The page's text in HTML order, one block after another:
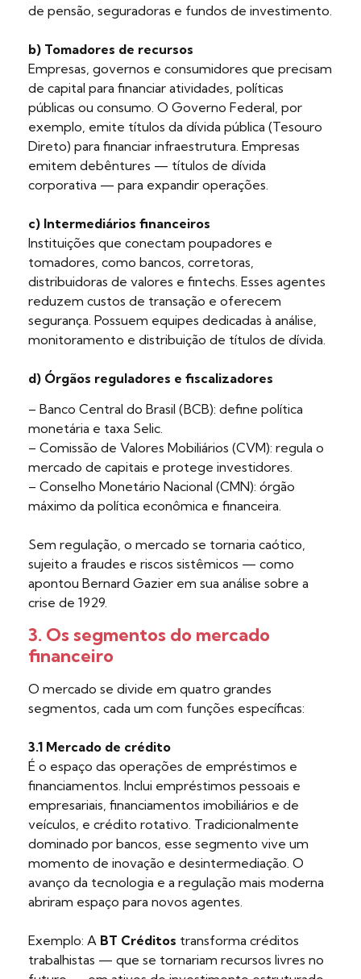
de pensão, seguradoras e fundos de investimento.
b) Tomadores de recursos
Empresas, governos e consumidores que precisam
de capital para financiar atividades, políticas
públicas ou consumo. O Governo Federal, por
exemplo, emite títulos da dívida pública (Tesouro
Direto) para financiar infraestrutura. Empresas
emitem debêntures — títulos de dívida
corporativa — para expandir operações.
c) Intermediários financeiros
Instituições que conectam poupadores e
tomadores, como bancos, corretoras,
distribuidoras de valores e fintechs. Esses agentes
reduzem custos de transação e oferecem
segurança. Possuem equipes dedicadas à análise,
monitoramento e distribuição de títulos de dívida.
d) Órgãos reguladores e fiscalizadores
– Banco Central do Brasil (BCB): define política
monetária e taxa Selic.
– Comissão de Valores Mobiliários (CVM): regula o
mercado de capitais e protege investidores.
– Conselho Monetário Nacional (CMN): órgão
máximo da política econômica e financeira.
Sem regulação, o mercado se tornaria caótico,
sujeito a fraudes e riscos sistêmicos — como
apontou Bernard Gazier em sua análise sobre a
crise de 1929.
3. Os segmentos do mercado
financeiro
O mercado se divide em quatro grandes
segmentos, cada um com funções específicas:
3.1 Mercado de crédito
É o espaço das operações de empréstimos e
financiamentos. Inclui empréstimos pessoais e
empresariais, financiamentos imobiliários e de
veículos, e crédito rotativo. Tradicionalmente
dominado por bancos, esse segmento vive um
momento de inovação e desintermediação. O
avanço da tecnologia e a regulação mais moderna
abriram espaço para novos agentes.
Exemplo: A BT Créditos transforma créditos
trabalhistas — que se tornariam recursos livres no